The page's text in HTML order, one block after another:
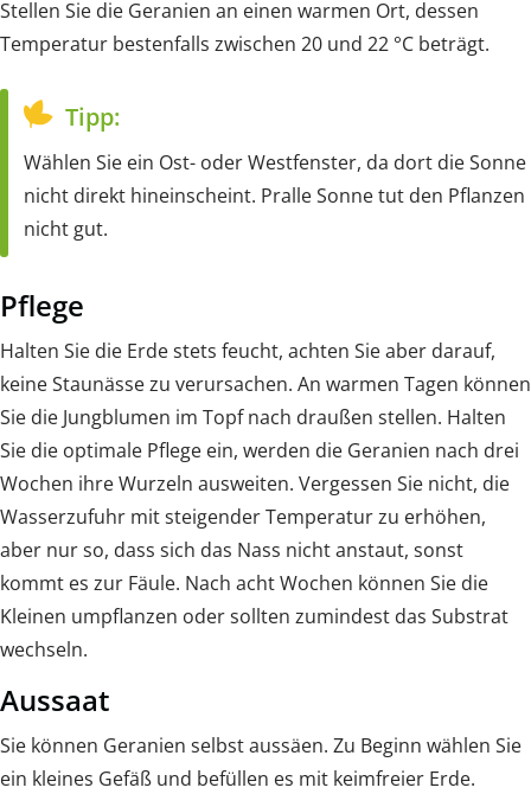
Stellen Sie die Geranien an einen warmen Ort, dessen
Temperatur bestenfalls zwischen 20 und 22 °C beträgt.
Tipp:
Wählen Sie ein Ost- oder Westfenster, da dort die Sonne
nicht direkt hineinscheint. Pralle Sonne tut den Pflanzen
nicht gut.
Pflege
Halten Sie die Erde stets feucht, achten Sie aber darauf,
keine Staunässe zu verursachen. An warmen Tagen können
Sie die Jungblumen im Topf nach draußen stellen. Halten
Sie die optimale Pflege ein, werden die Geranien nach drei
Wochen ihre Wurzeln ausweiten. Vergessen Sie nicht, die
Wasserzufuhr mit steigender Temperatur zu erhöhen,
aber nur so, dass sich das Nass nicht anstaut, sonst
kommt es zur Fäule. Nach acht Wochen können Sie die
Kleinen umpflanzen oder sollten zumindest das Substrat
wechseln.
Aussaat
Sie können Geranien selbst aussäen. Zu Beginn wählen Sie
ein kleines Gefäß und befüllen es mit keimfreier Erde.